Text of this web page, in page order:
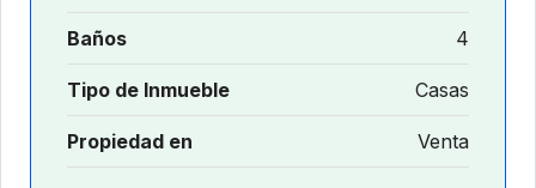
Baños 4
Tipo de Inmueble Casas
Propiedad en Venta